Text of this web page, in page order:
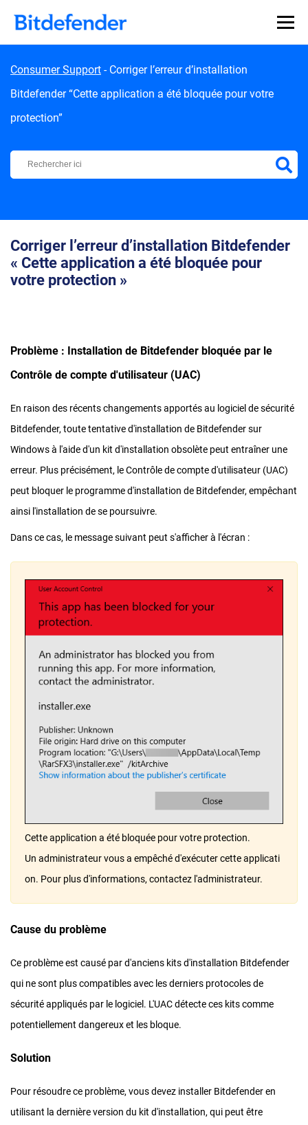
Consumer Support - Corriger l’erreur d’installation
Bitdefender “Cette application a été bloquée pour votre
protection”
Centre d'Assistance Bitdefender
Corriger l’erreur d’installation Bitdefender
« Cette application a été bloquée pour
votre protection »
Problème : Installation de Bitdefender bloquée par le
Contrôle de compte d'utilisateur (UAC)
En raison des récents changements apportés au logiciel de sécurité
Bitdefender, toute tentative d'installation de Bitdefender sur
Windows à l'aide d'un kit d'installation obsolète peut entraîner une
erreur. Plus précisément, le Contrôle de compte d'utilisateur (UAC)
peut bloquer le programme d'installation de Bitdefender, empêchant
ainsi l'installation de se poursuivre.
Dans ce cas, le message suivant peut s'afficher à l'écran :
Cette application a été bloquée pour votre protection.
Un administrateur vous a empêché d'exécuter cette applicati
on. Pour plus d'informations, contactez l'administrateur.
Cause du problème
Ce problème est causé par d'anciens kits d'installation Bitdefender
qui ne sont plus compatibles avec les derniers protocoles de
sécurité appliqués par le logiciel. L'UAC détecte ces kits comme
potentiellement dangereux et les bloque.
Solution
Pour résoudre ce problème, vous devez installer Bitdefender en
utilisant la dernière version du kit d'installation, qui peut être